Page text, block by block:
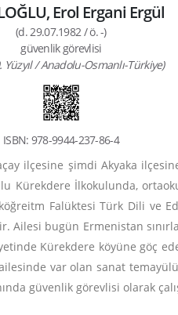
Erol Ergani Ergül
(d. 29.07.1982 / ö. -)
güvenlik görevlisi
Yüzyıl / Anadolu-Osmanlı-Türkiye)
ISBN: 978-9944-237-86-4
ilçesine şimdi Akyaka
Kürekdere İlkokulunda,
Falüktesi Türk Dili ve
Ailesi bugün Ermenistan
Kürekdere köyüne göç
var olan sanat
güvenlik görevlisi olarak